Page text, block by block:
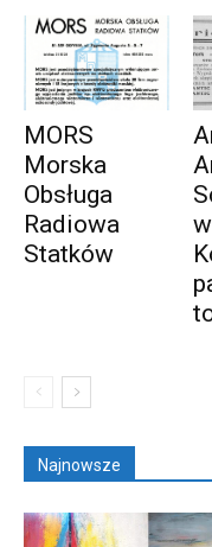
MORS
Morska
Obsługa
Radiowa
Statków
Najnowsze